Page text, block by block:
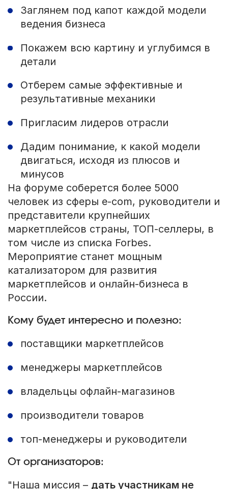
Заглянем под капот каждой модели
ведения бизнеса
Покажем всю картину и углубимся в
детали
Отберем самые эффективные и
результативные механики
Пригласим лидеров отрасли
Дадим понимание, к какой модели
двигаться, исходя из плюсов и
минусов
На форуме соберется более 5000
человек из сферы e-com, руководители и
представители крупнейших
маркетплейсов страны, ТОП-селлеры, в
том числе из списка Forbes.
Мероприятие станет мощным
катализатором для развития
маркетплейсов и онлайн-бизнеса в
России.
Кому будет интересно и полезно:
поставщики маркетплейсов
менеджеры маркетплейсов
владельцы офлайн-магазинов
производители товаров
топ-менеджеры и руководители
От организаторов:
"Наша миссия – дать участникам не